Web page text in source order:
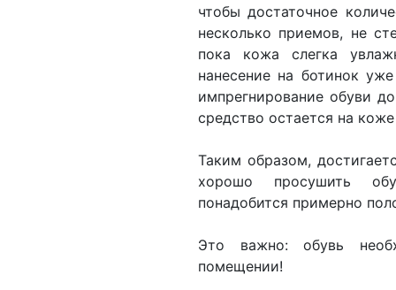
чтобы достаточное
несколько приемов, не
пока кожа слегка
нанесение на ботинок
импрегнирование обуви
средство остается на
Таким образом,
хорошо просушить
понадобится примерно
Это важно: обувь
помещении!